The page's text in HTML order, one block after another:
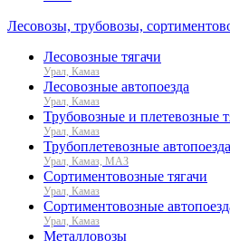
Лесовозы, трубовозы,
Лесовозные тягачи
Урал, Камаз
Лесовозные автопоезда
Урал, Камаз
Трубовозные и плетевозные
Урал, Камаз
Трубоплетевозные автопоезда
Урал, Камаз, МАЗ
Сортиментовозные тягачи
Урал, Камаз
Сортиментовозные
Урал, Камаз
Металловозы